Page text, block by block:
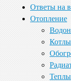
Ответы на
Отопление